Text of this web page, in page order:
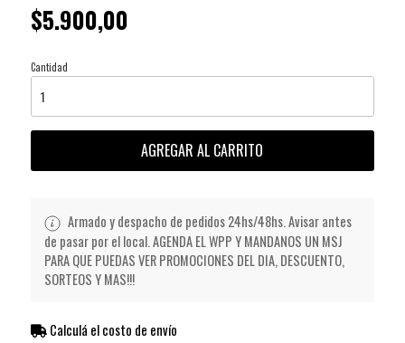
$5.900,00
Cantidad
AGREGAR AL CARRITO
Armado y despacho de pedidos 24hs/48hs. Avisar antes
de pasar por el local. AGENDA EL WPP Y MANDANOS UN MSJ
PARA QUE PUEDAS VER PROMOCIONES DEL DIA, DESCUENTO,
SORTEOS Y MAS!!!
Calculá el costo de envío